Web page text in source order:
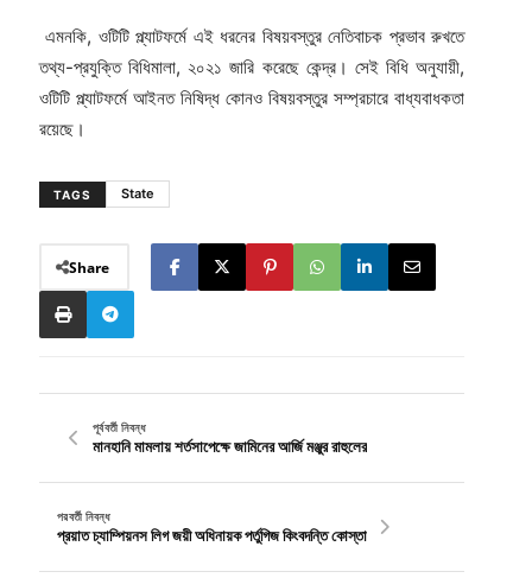
এমনকি, ওটিটি প্ল্যাটফর্মে এই ধরনের বিষয়বস্তুর নেতিবাচক প্রভাব রুখতে
তথ্য-প্রযুক্তি বিধিমালা, ২০২১ জারি করেছে কেন্দ্র। সেই বিধি অনুযায়ী,
ওটিটি প্ল্যাটফর্মে আইনত নিষিদ্ধ কোনও বিষয়বস্তুর সম্প্রচারে বাধ্যবাধকতা
রয়েছে।
TAGS State
Share
পূর্ববর্তী নিবন্ধ
মানহানি মামলায় শর্তসাপেক্ষে জামিনের আর্জি মঞ্জুর রাহুলের
পরবর্তী নিবন্ধ
প্রয়াত চ্যাম্পিয়নস লিগ জয়ী অধিনায়ক পর্তুগিজ কিংবদন্তি কোস্তা